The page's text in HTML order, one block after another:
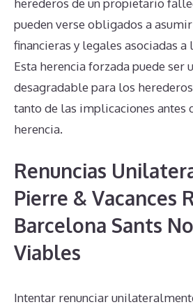
pueden verse obligados a
financieras y legales asociadas
Esta herencia forzada puede ser
desagradable para los
tanto de las implicaciones antes
herencia.
Renuncias
Pierre & Vacances
Barcelona Sants
Viables
Intentar renunciar